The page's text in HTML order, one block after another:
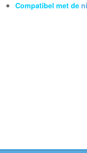
Compatibel met de